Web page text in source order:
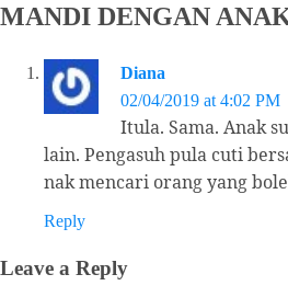
MANDI DENGAN
Diana
02/04/2019 at 4:02 PM
Itula. Sama. Anak
lain. Pengasuh pula cuti
nak mencari orang yang
Reply
Leave a Reply